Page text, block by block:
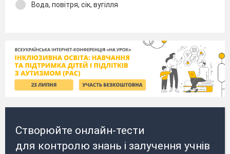
Вода, повітря, сік, вугілля
Створюйте онлайн-тести
для контролю знань і залучення учнів